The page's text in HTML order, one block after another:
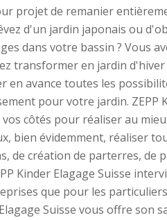
projet de remanier
d'un jardin japonais ou
dans votre bassin ? Vous
transformer en jardin d'hiver
en avance toutes les
pour votre jardin. ZEPP
vos côtés pour réaliser au
bien évidemment, réaliser
de création de parterres, de
Kinder Elagage Suisse
que pour les
Suisse vous offre son